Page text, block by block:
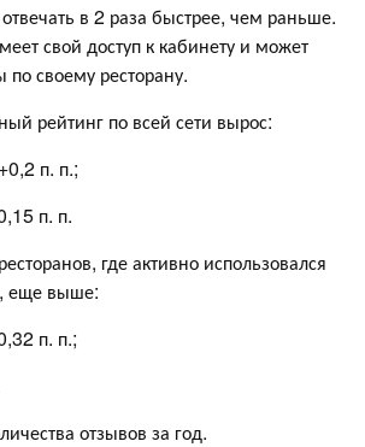
в 2 раза быстрее, чем раньше.
свой доступ к кабинету и может
по своему ресторану.
рейтинг по всей сети вырос:
п. п.;
п. п.
где активно использовался
еще выше:
п. п.;
отзывов за год.